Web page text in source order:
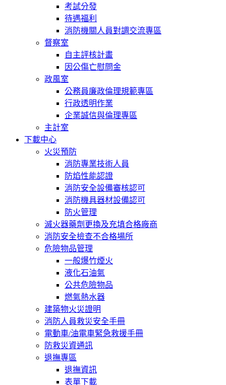
考試分發
待遇福利
消防機關人員對調交流專區
督察室
自主評核計畫
因公傷亡慰問金
政風室
公務員廉政倫理規範專區
行政透明作業
企業誠信與倫理專區
主計室
下載中心
火災預防
消防專業技術人員
防焰性能認證
消防安全設備審核認可
消防機具器材設備認可
防火管理
滅火器藥劑更換及充填合格廠商
消防安全檢查不合格場所
危險物品管理
一般爆竹煙火
液化石油氣
公共危險物品
燃氣熱水器
建築物火災證明
消防人員救災安全手冊
電動車/油電車緊急救援手冊
防救災資通訊
退撫專區
退撫資訊
表單下載